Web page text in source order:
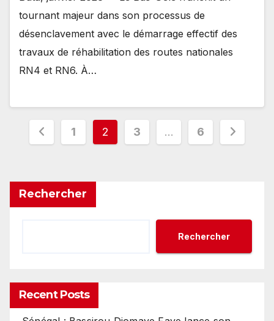
tournant majeur dans son processus de
désenclavement avec le démarrage effectif des
travaux de réhabilitation des routes nationales
RN4 et RN6. À…
Pagination
publications
1 2 3 … 6
Rechercher
Rechercher
Recent Posts